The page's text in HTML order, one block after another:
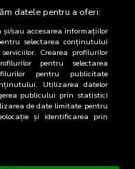
datele pentru a oferi:
și/sau accesarea informațiilor
selectarea conținutului
Crearea profilurilor
pentru selectarea
pentru publicitate
Utilizarea datelor
publicului prin statistici
de date limitate pentru
și identificarea prin